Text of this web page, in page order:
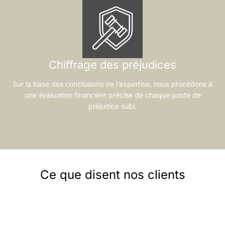
Chiffrage des préjudices
Sur la base des conclusions de l’expertise, nous procédons à
une évaluation financière précise de chaque poste de
préjudice subi.
Ce que disent nos clients